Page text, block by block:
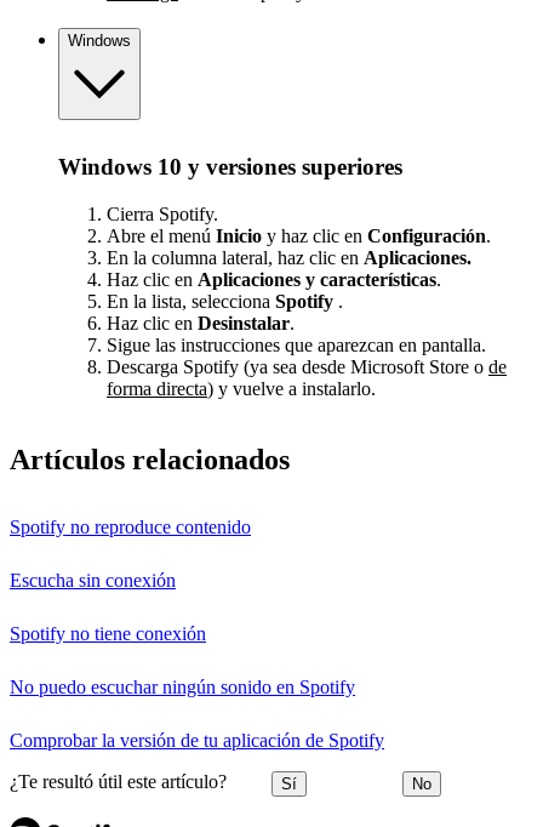
Windows
Windows 10 y versiones superiores
Cierra Spotify.
Abre el menú Inicio y haz clic en Configuración.
En la columna lateral, haz clic en Aplicaciones.
Haz clic en Aplicaciones y características.
En la lista, selecciona Spotify .
Haz clic en Desinstalar.
Sigue las instrucciones que aparezcan en pantalla.
Descarga Spotify (ya sea desde Microsoft Store o de
forma directa) y vuelve a instalarlo.
Artículos relacionados
Spotify no reproduce contenido
Escucha sin conexión
Spotify no tiene conexión
No puedo escuchar ningún sonido en Spotify
Comprobar la versión de tu aplicación de Spotify
¿Te resultó útil este artículo? Sí No